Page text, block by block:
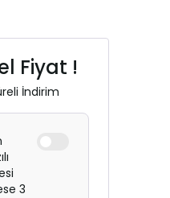
Fiyat !
İndirim
3